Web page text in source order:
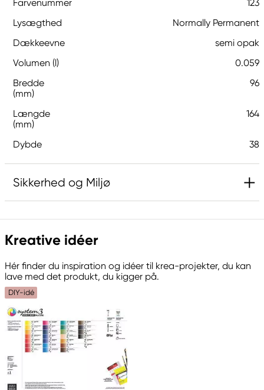
Farvenummer
123
Lysægthed
Normally Permanent
Dækkeevne
semi opak
Volumen (l)
0.059
Bredde
(mm)
96
Længde
(mm)
164
Dybde 38
Sikkerhed og Miljø
Ansvarlig EU
System 3
Aprile 5
20016 Pero (MI), Italy
fila@fila.it
+3902381051
Kreative idéer
Hér finder du inspiration og idéer til krea-projekter, du kan
lave med det produkt, du kigger på.
DIY-idé